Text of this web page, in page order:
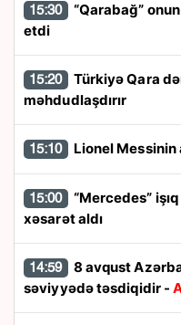
15:30
etdi
15:20
məhdudlaşdırır
15:10 Lionel Messinin
15:00
xəsarət aldı
14:59
səviyyədə təsdiqidir -